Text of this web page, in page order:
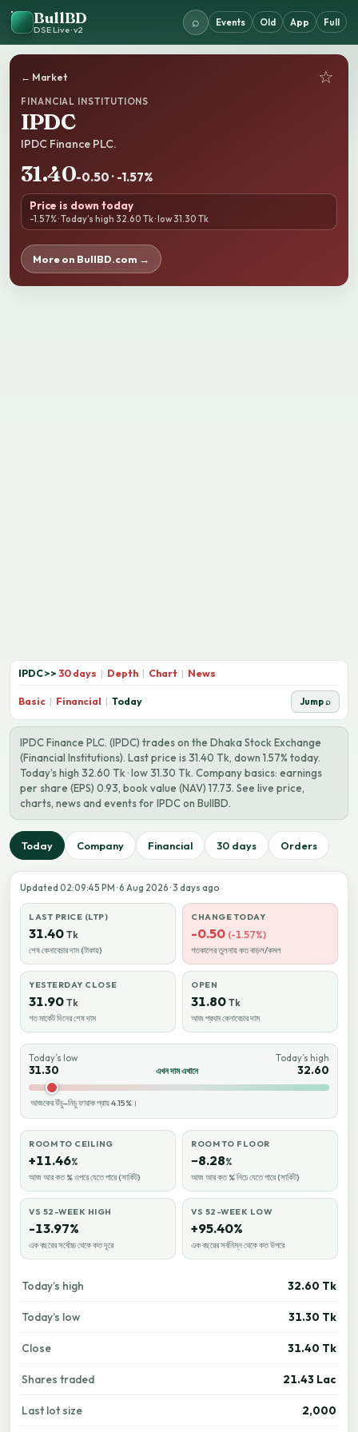
BullBD
DSE Live · v2
⌕ Events Old App Full
← Market ☆
FINANCIAL INSTITUTIONS
IPDC
IPDC Finance PLC.
31.40-0.50 · -1.57%
Price is down today
-1.57% · Today’s high 32.60 Tk · low 31.30 Tk
More on BullBD.com →
IPDC>> 30 days | Depth | Chart | News
Basic | Financial | Today Jump ⌕
IPDC Finance PLC. (IPDC) trades on the Dhaka Stock Exchange
(Financial Institutions). Last price is 31.40 Tk, down 1.57% today.
Today’s high 32.60 Tk · low 31.30 Tk. Company basics: earnings
per share (EPS) 0.93, book value (NAV) 17.73. See live price,
charts, news and events for IPDC on BullBD.
Today Company Financial 30 days Orders
Updated 02:09:45 PM · 6 Aug 2026 · 3 days ago
LAST PRICE (LTP)
31.40 Tk
শেষ কেনাবেচার দাম (টাকায়)
CHANGE TODAY
-0.50 (-1.57%)
গতকালের তুলনায় কত বাড়ল/কমল
YESTERDAY CLOSE
31.90 Tk
গত মার্কেট দিনের শেষ দাম
OPEN
31.80 Tk
আজ প্রথম কেনাবেচার দাম
Today’s low
31.30 এখন দাম এখানে
Today’s high
32.60
আজকের উঁচু–নিচু ফারাক প্রায় 4.15%।
ROOM TO CEILING
+11.46%
আজ আর কত % ওপরে যেতে পারে (সার্কিট)
ROOM TO FLOOR
−8.28%
আজ আর কত % নিচে যেতে পারে (সার্কিট)
VS 52-WEEK HIGH
-13.97%
এক বছরের সর্বোচ্চ থেকে কত দূরে
VS 52-WEEK LOW
+95.40%
এক বছরের সর্বনিম্ন থেকে কত উপরে
Today’s high 32.60 Tk
Today’s low 31.30 Tk
Close 31.40 Tk
Shares traded 21.43 Lac
Last lot size 2,000